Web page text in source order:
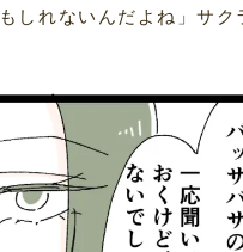
しれないんだよね」サ